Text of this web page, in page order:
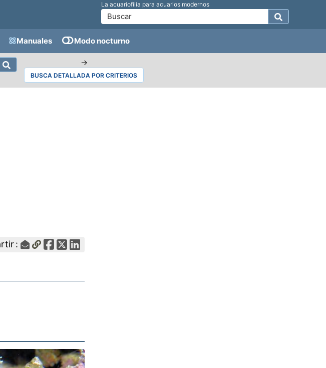
La acuariofilia para acuarios modernos
Manuales Modo nocturno
→
BUSCA DETALLADA POR CRITERIOS
: